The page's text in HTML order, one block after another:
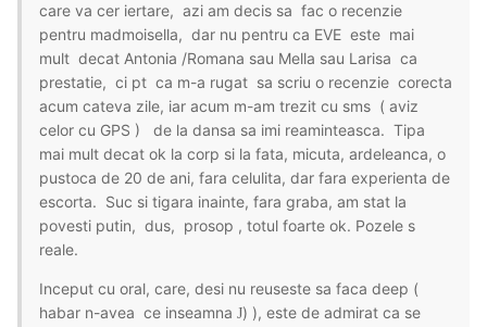
care va cer iertare, azi am decis sa fac o recenzie
pentru madmoisella, dar nu pentru ca EVE este mai
mult decat Antonia /Romana sau Mella sau Larisa ca
prestatie, ci pt ca m-a rugat sa scriu o recenzie corecta
acum cateva zile, iar acum m-am trezit cu sms ( aviz
celor cu GPS ) de la dansa sa imi reaminteasca. Tipa
mai mult decat ok la corp si la fata, micuta, ardeleanca, o
pustoca de 20 de ani, fara celulita, dar fara experienta de
escorta. Suc si tigara inainte, fara graba, am stat la
povesti putin, dus, prosop , totul foarte ok. Pozele s
reale.
Inceput cu oral, care, desi nu reuseste sa faca deep (
habar n-avea ce inseamna J) ), este de admirat ca se